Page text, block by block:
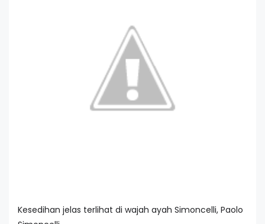
Kesedihan jelas terlihat di wajah ayah Simoncelli, Paolo